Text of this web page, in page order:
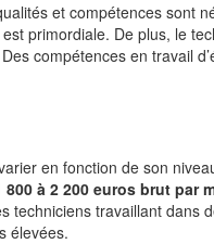
et compétences sont
primordiale. De plus, le
compétences en travail
en fonction de son
800 à 2 200 euros brut par
techniciens travaillant dans
élevées.